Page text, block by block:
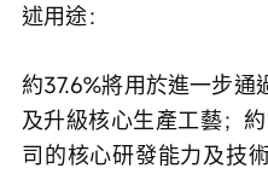
述用途：
約37.6%將用於進一步
及升級核心生產工藝；
司的核心研發能力及技